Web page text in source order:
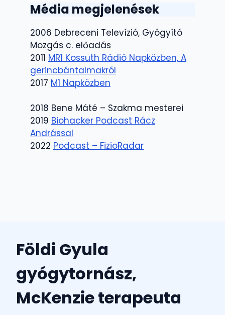
Média megjelenések
2006 Debreceni Televízió, Gyógyító
Mozgás c. előadás
2011 MR1 Kossuth Rádió Napközben, A
gerincbántalmakról
2017 M1 Napközben
2018 Bene Máté – Szakma mesterei
2019 Biohacker Podcast Rácz
Andrással
2022 Podcast – FizioRadar
Földi Gyula
gyógytornász,
McKenzie terapeuta